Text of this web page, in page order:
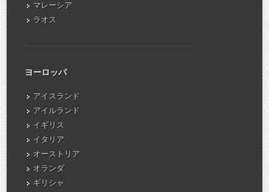
マレーシア
ラオス
ヨーロッパ
アイスランド
アイルランド
イギリス
イタリア
オーストリア
オランダ
ギリシャ